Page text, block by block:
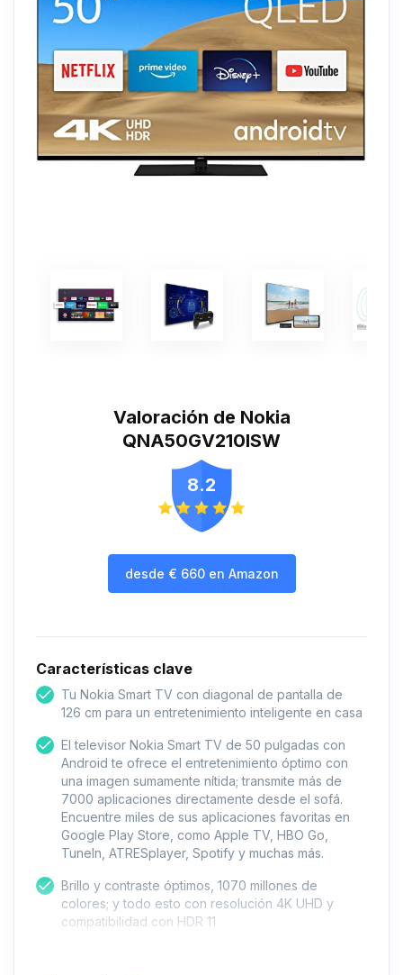
Valoración de Nokia
QNA50GV210ISW
8.2
desde € 660en Amazon
Características clave
Tu Nokia Smart TV con diagonal de pantalla de
126 cm para un entretenimiento inteligente en casa
El televisor Nokia Smart TV de 50 pulgadas con
Android te ofrece el entretenimiento óptimo con
una imagen sumamente nítida; transmite más de
7000 aplicaciones directamente desde el sofá.
Encuentre miles de sus aplicaciones favoritas en
Google Play Store, como Apple TV, HBO Go,
TuneIn, ATRESplayer, Spotify y muchas más.
Brillo y contraste óptimos, 1070 millones de
colores; y todo esto con resolución 4K UHD y
compatibilidad con HDR 11